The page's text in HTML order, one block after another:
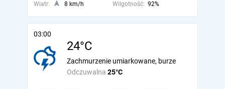
Wiatr:
8 km/h Wilgotność: 92%
03:00
24°C
Odczuwalna 25°C
Zachmurzenie umiarkowane, burze